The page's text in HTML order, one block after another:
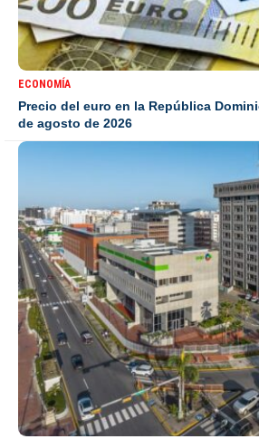
ECONOMÍA
Precio del euro en la República
de agosto de 2026